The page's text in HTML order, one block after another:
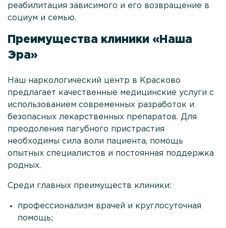
реабилитация зависимого и его возвращение в
социум и семью.
Преимущества клиники «Наша
Эра»
Наш наркологический центр в Красково
предлагает качественные медицинские услуги с
использованием современных разработок и
безопасных лекарственных препаратов. Для
преодоления пагубного пристрастия
необходимы сила воли пациента, помощь
опытных специалистов и постоянная поддержка
родных.
Среди главных преимуществ клиники:
профессионализм врачей и круглосуточная
помощь;